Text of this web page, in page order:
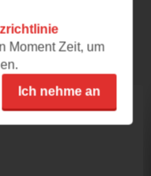
Moment Zeit, um
Ich nehme an